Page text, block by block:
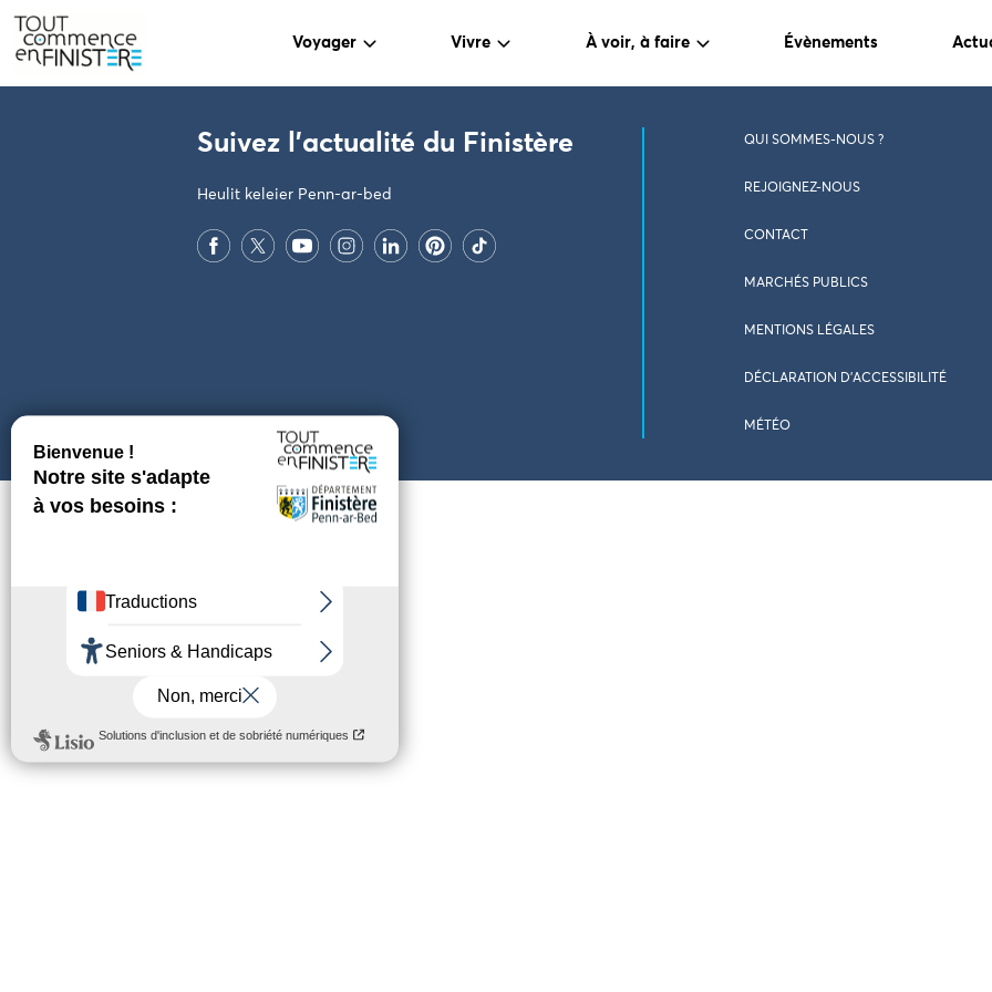
Voyager Vivre À voir, à faire Évènements
PARAMÈTRES DES COOKIES
Suivez l'actualité du Finistère
Heulit keleier Penn-ar-bed
QUI SOMMES-NOUS ?
REJOIGNEZ-NOUS
CONTACT
MARCHÉS PUBLICS
MENTIONS LÉGALES
DÉCLARATION D’ACCESSIBILITÉ
MÉTÉO